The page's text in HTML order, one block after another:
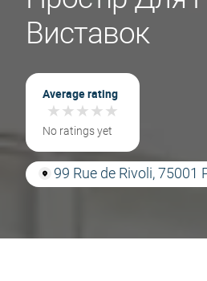
Виставок
Average rating
★★★★★
★★★★★
No ratings yet
99 Rue de Rivoli, 75001